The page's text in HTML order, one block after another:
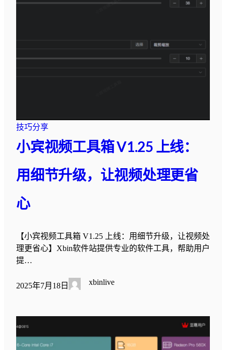
技巧分享
小宾视频工具箱 V1.25 上线：
用细节升级，让视频处理更省
心​
【小宾视频工具箱 V1.25 上线：用细节升级，让视频处
理更省心】Xbin软件站提供专业的软件工具，帮助用户
提…
2025年7月18日 xbinlive